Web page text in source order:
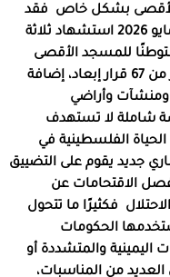
بشكل خاص
فقد
استشهاد ثلاثة
للمسجد الأقصى
من
قرار إبعاد، إضافة
ومنشآت وأراضي
شاملة لا تستهدف
الفلسطينية في
جديد يقوم على التضييق
الاقتحامات عن
فكثيرًا ما تتحول
الحكومات
اليمينية والمتشددة أو
من المناسبات،